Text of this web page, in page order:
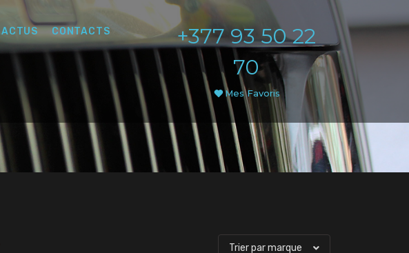
ACTUS CONTACTS
+377 93 50 22
70
Mes Favoris
Trier par marque